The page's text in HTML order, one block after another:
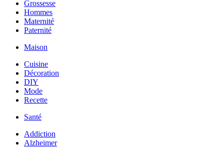
Grossesse
Hommes
Maternité
Paternité
Maison
Cuisine
Décoration
DIY
Mode
Recette
Santé
Addiction
Alzheimer